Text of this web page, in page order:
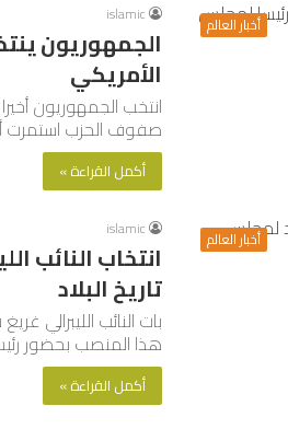
أخبار العالم islamic
الجمهوريون
الأمريكي
انتخب الجمهوريون
صفوف الحزب استمرت
أكمل القراءة »
أخبار العالم islamic
انتخاب النائب
تاريخ البلاد
بات النائب الليبرالي
هذا المنصب بحضور
أكمل القراءة »